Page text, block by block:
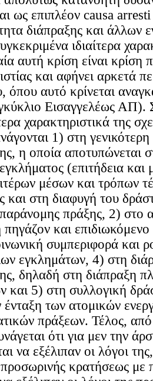
ως επιπλέον causa arresti
διάπραξης και άλλων
ιδιαίτερα
αυτή κρίση είναι κρίση
και αφήνει αρκετά
όπου αυτό κρίνεται
Εισαγγελέως ΑΠ).
χαρακτηριστικά της
1) στη
η οποία αποτυπώνεται
(επιτήδεια
μέσων και τρόπων
και στη διαφυγή του
πράξης, 2) στο
και
συμπεριφορά και
εγκλημάτων, 4) στη
δηλαδή στη διάπραξη
και 5) στη συλλογική
των ατομικών
πράξεων. Τέλος,
ότι για μεν την
να εξέλιπαν οι λόγοι
κρατήσεως με